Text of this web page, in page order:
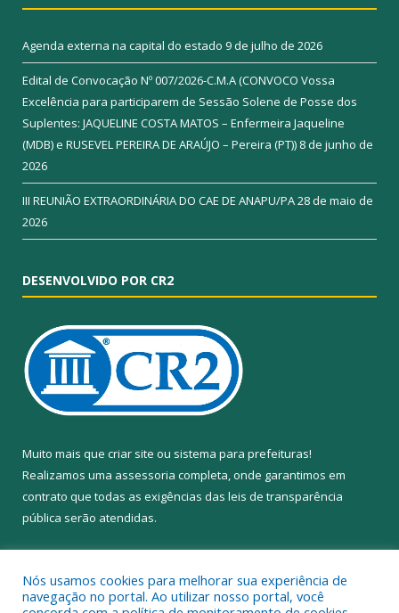
Agenda externa na capital do estado 9 de julho de 2026
Edital de Convocação Nº 007/2026-C.M.A (CONVOCO Vossa
Excelência para participarem de Sessão Solene de Posse dos
Suplentes: JAQUELINE COSTA MATOS – Enfermeira Jaqueline
(MDB) e RUSEVEL PEREIRA DE ARAÚJO – Pereira (PT)) 8 de junho de
2026
III REUNIÃO EXTRAORDINÁRIA DO CAE DE ANAPU/PA28 de maio de
2026
DESENVOLVIDO POR CR2
Muito mais que criar site ou sistema para prefeituras!
Realizamos uma assessoria completa, onde garantimos em
contrato que todas as exigências das leis de transparência
pública serão atendidas.
Nós usamos cookies para melhorar sua experiência de
navegação no portal. Ao utilizar nosso portal, você